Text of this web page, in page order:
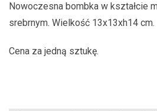
Nowoczesna bombka w kształcie
srebrnym. Wielkość 13x13xh14 cm.
Cena za jedną sztukę.